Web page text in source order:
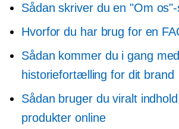
Sådan skriver du en "Om
Hvorfor du har brug for en
Sådan kommer du i gang med
historiefortælling for dit brand
Sådan bruger du viralt
produkter online